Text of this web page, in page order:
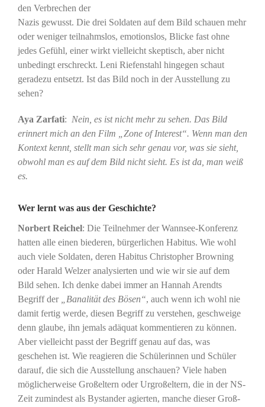
den Verbrechen der
Nazis gewusst. Die drei Soldaten auf dem Bild schauen mehr
oder weniger teilnahmslos, emotionslos, Blicke fast ohne
jedes Gefühl, einer wirkt vielleicht skeptisch, aber nicht
unbedingt erschreckt. Leni Riefenstahl hingegen schaut
geradezu entsetzt. Ist das Bild noch in der Ausstellung zu
sehen?
Aya Zarfati: Nein, es ist nicht mehr zu sehen. Das Bild
erinnert mich an den Film „Zone of Interest“. Wenn man den
Kontext kennt, stellt man sich sehr genau vor, was sie sieht,
obwohl man es auf dem Bild nicht sieht. Es ist da, man weiß
es.
Wer lernt was aus der Geschichte?
Norbert Reichel: Die Teilnehmer der Wannsee-Konferenz
hatten alle einen biederen, bürgerlichen Habitus. Wie wohl
auch viele Soldaten, deren Habitus Christopher Browning
oder Harald Welzer analysierten und wie wir sie auf dem
Bild sehen. Ich denke dabei immer an Hannah Arendts
Begriff der
„Banalität des Bösen“, auch wenn ich wohl nie
damit fertig werde, diesen Begriff zu verstehen, geschweige
denn glaube, ihn jemals adäquat kommentieren zu können.
Aber vielleicht passt der Begriff genau auf das, was
geschehen ist. Wie reagieren die Schülerinnen und Schüler
darauf, die sich die Ausstellung anschauen? Viele haben
möglicherweise Großeltern oder Urgroßeltern, die in der NS-
Zeit zumindest als Bystander agierten, manche dieser Groß-